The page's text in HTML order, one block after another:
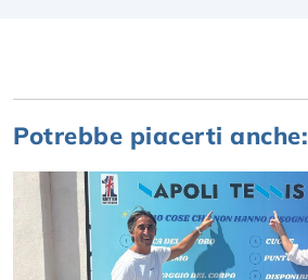
Potrebbe piacerti anche: